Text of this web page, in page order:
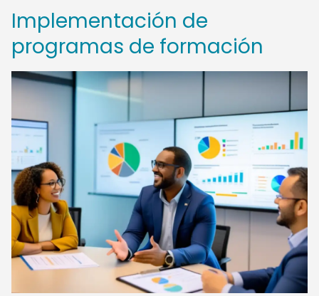
Implementación de
programas de formación